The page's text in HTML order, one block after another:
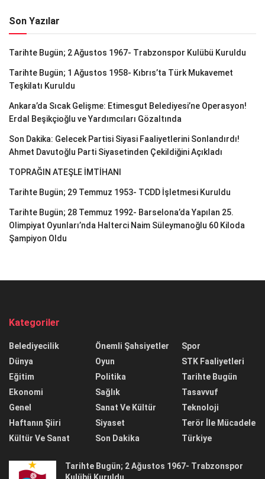
Son Yazılar
Tarihte Bugün; 2 Ağustos 1967- Trabzonspor Kulübü Kuruldu
Tarihte Bugün; 1 Ağustos 1958- Kıbrıs’ta Türk Mukavemet
Teşkilatı Kuruldu
Ankara’da Sıcak Gelişme: Etimesgut Belediyesi’ne Operasyon!
Erdal Beşikçioğlu ve Yardımcıları Gözaltında
Son Dakika: Gelecek Partisi Siyasi Faaliyetlerini Sonlandırdı!
Ahmet Davutoğlu Parti Siyasetinden Çekildiğini Açıkladı
TOPRAĞIN ATEŞLE İMTİHANI
Tarihte Bugün; 29 Temmuz 1953- TCDD İşletmesi Kuruldu
Tarihte Bugün; 28 Temmuz 1992- Barselona’da Yapılan 25.
Olimpiyat Oyunları’nda Halterci Naim Süleymanoğlu 60 Kiloda
Şampiyon Oldu
Kategoriler
Belediyecilik
Dünya
Eğitim
Ekonomi
Genel
Haftanın Şiiri
Kültür Ve Sanat
Önemli Şahsiyetler
Oyun
Politika
Sağlık
Sanat Ve Kültür
Siyaset
Son Dakika
Spor
STK Faaliyetleri
Tarihte Bugün
Tasavvuf
Teknoloji
Terör İle Mücadele
Türkiye
Tarihte Bugün; 2 Ağustos 1967- Trabzonspor